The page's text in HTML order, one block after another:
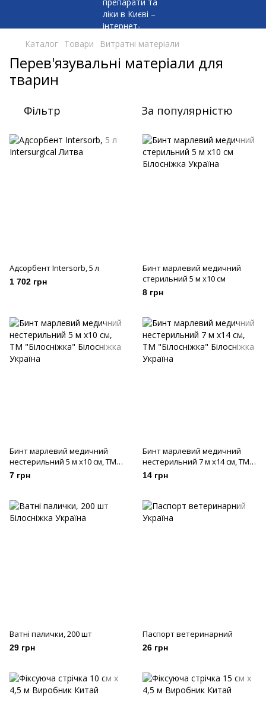
Каталог Товари Витратні матеріали
Перев'язувальні матеріали для
тварин
Фільтр За популярністю
Адсорбент Intersorb, 5 л
1 702 грн
Бинт марлевий медичний
стерильний 5 м х10 см
8 грн
Бинт марлевий медичний
нестерильний 5 м х10 см, ТМ
"Білосніжка"
7 грн
Бинт марлевий медичний
нестерильний 7 м х14 см, ТМ
"Білосніжка"
14 грн
Ватні палички, 200 шт
29 грн
Паспорт ветеринарний
26 грн